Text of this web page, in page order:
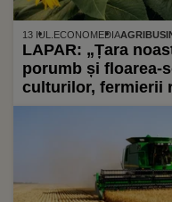
13 IUL. ECONOMEDIA
LAPAR: „Țara
porumb și floarea-
culturilor, fermierii